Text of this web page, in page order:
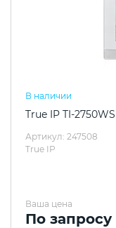
В наличии
True IP TI-2750WS
Артикул: 247508
True IP
Ваша цена
По запросу